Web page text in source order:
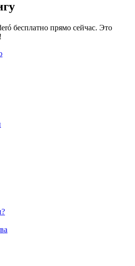
бесплатно прямо сейчас. Это